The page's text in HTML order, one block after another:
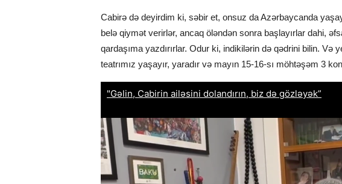
Cabirə də deyirdim ki, səbir et, onsuz da Azərbaycanda
belə qiymət verirlər, ancaq öləndən sonra başlayırlar dahi,
qardaşıma yazdırırlar. Odur ki, indikilərin də qədrini bilin.
teatrımız yaşayır, yaradır və mayın 15-16-sı möhtəşəm 3